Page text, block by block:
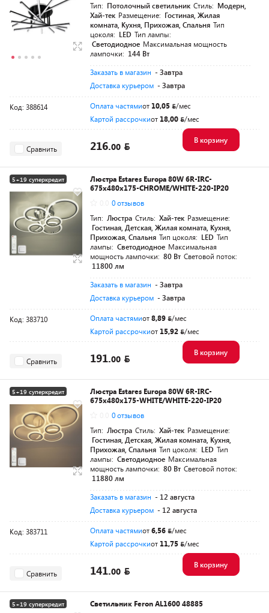
Тип: Потолочный светильник Стиль: Модерн,
Хай-тек Размещение: Гостиная, Жилая
комната, Кухня, Прихожая, Спальня Тип
цоколя: LED Тип лампы:
Светодиодное Максимальная мощность
лампочки: 144 Вт
Заказать в магазин - Завтра
Доставка курьером - Завтра
Код: 388614 Оплата частямиот 10,05
/мес
Картой рассрочкиот 18,00 /мес
Сравнить 216.00
В корзину
5+19 суперкредит
Люстра Estares Europa 80W 6R-IRC-
675x480x175-CHROME/WHITE-220-IP20
0 отзывов
Тип: Люстра Стиль: Хай-тек Размещение:
Гостиная, Детская, Жилая комната, Кухня,
Прихожая, Спальня Тип цоколя: LED Тип
лампы: Светодиодное Максимальная
мощность лампочки: 80 Вт Световой поток:
11800 лм
Заказать в магазин - Завтра
Доставка курьером - Завтра
Код: 383710 Оплата частямиот8,89
/мес
Картой рассрочкиот 15,92 /мес
Сравнить 191.00
В корзину
5+19 суперкредит
Люстра Estares Europa 80W 6R-IRC-
675x480x175-WHITE/WHITE-220-IP20
0 отзывов
Тип: Люстра Стиль: Хай-тек Размещение:
Гостиная, Детская, Жилая комната, Кухня,
Прихожая, Спальня Тип цоколя: LED Тип
лампы: Светодиодное Максимальная
мощность лампочки: 80 Вт Световой поток:
11880 лм
Заказать в магазин - 12 августа
Доставка курьером - 12 августа
Код: 383711 Оплата частямиот6,56
/мес
Картой рассрочкиот 11,75 /мес
Сравнить 141.00
В корзину
5+19 суперкредит Светильник Feron AL1600 48885